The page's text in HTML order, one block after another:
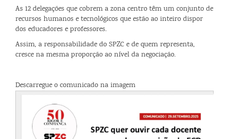
As 12 delegações que cobrem a zona centro têm um conjunto de
recursos humanos e tecnológicos que estão ao inteiro dispor
dos educadores e professores.
Assim, a responsabilidade do SPZC e de quem representa,
cresce na mesma proporção ao nível da negociação.
Descarregue o comunicado na imagem